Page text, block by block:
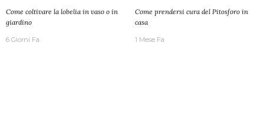
Come coltivare la lobelia in vaso o in
giardino
6 Giorni Fa
Come prendersi cura del Pitosforo in
casa
1 Mese Fa